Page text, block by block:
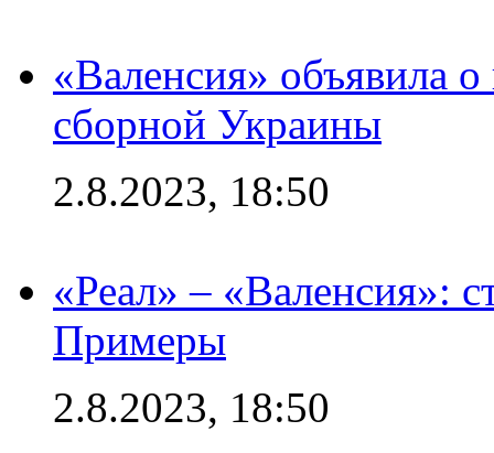
«Валенсия» объявила
сборной Украины
2.8.2023, 18:50
«Реал» – «Валенсия»:
Примеры
2.8.2023, 18:50